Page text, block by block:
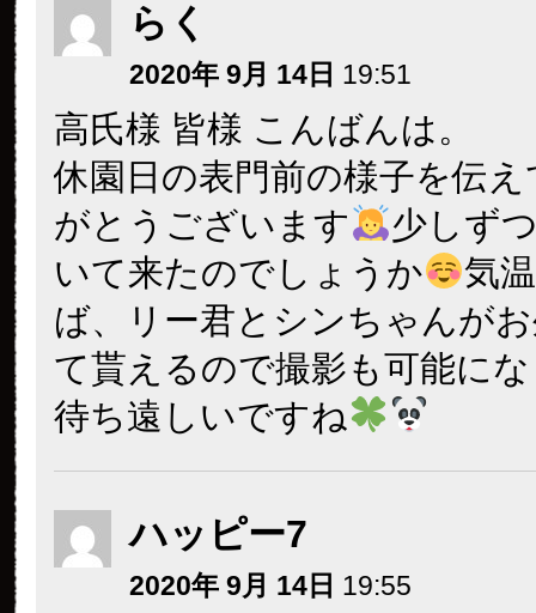
らく
2020年 9月 14日 19:51
高氏様 皆様 こんばんは。
休園日の表門前の様子を伝
がとうございます
少しず
いて来たのでしょうか
気
ば、リー君とシンちゃんが
て貰えるので撮影も可能に
待ち遠しいですね
ハッピー7
2020年 9月 14日 19:55